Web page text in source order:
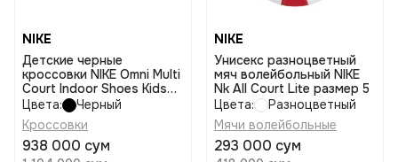
NIKE
Детские черные
кроссовки NIKE Omni Multi
Court Indoor Shoes Kids
размер 3,5y
Цвета:
Черный
Кроссовки
938 000 сум
NIKE
Унисекс разноцветный
мяч волейбольный NIKE
Nk All Court Lite размер 5
Цвета:
Разноцветный
Мячи волейбольные
293 000 сум